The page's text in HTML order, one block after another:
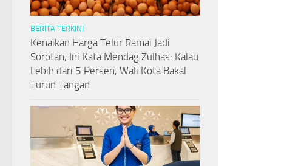
BERITA TERKINI
Kenaikan Harga Telur Ramai Jadi
Sorotan, Ini Kata Mendag Zulhas: Kalau
Lebih dari 5 Persen, Wali Kota Bakal
Turun Tangan